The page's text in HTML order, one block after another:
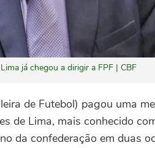
já chegou a dirigir a FPF | CBF
de Futebol) pagou uma
de Lima, mais conhecido
da confederação em duas